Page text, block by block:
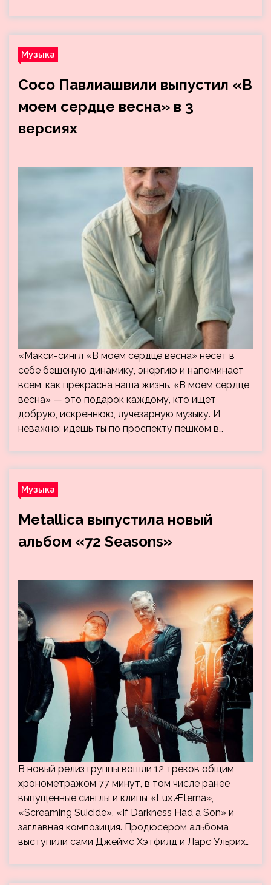
Музыка
Сосо Павлиашвили выпустил «В
моем сердце весна» в 3
версиях
«Макси-сингл «В моем сердце весна» несет в
себе бешеную динамику, энергию и напоминает
всем, как прекрасна наша жизнь. «В моем сердце
весна» — это подарок каждому, кто ищет
добрую, искреннюю, лучезарную музыку. И
неважно: идешь ты по проспекту пешком в…
Музыка
Metallica выпустила новый
альбом «72 Seasons»
В новый релиз группы вошли 12 треков общим
хронометражом 77 минут, в том числе ранее
выпущенные синглы и клипы «Lux Æterna»,
«Screaming Suicide», «If Darkness Had a Son» и
заглавная композиция. Продюсером альбома
выступили сами Джеймс Хэтфилд и Ларс Ульрих…